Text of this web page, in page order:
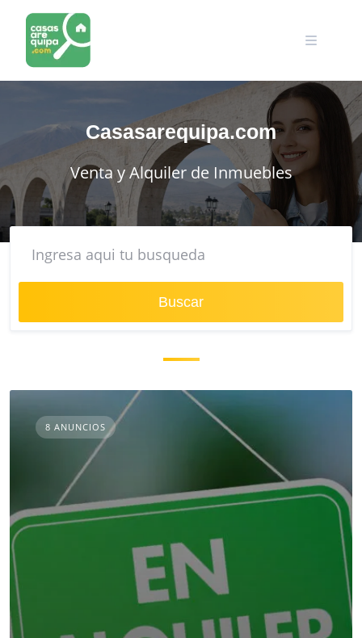
content
Casasarequipa.com
Venta y Alquiler de Inmuebles
Buscar
8 ANUNCIOS